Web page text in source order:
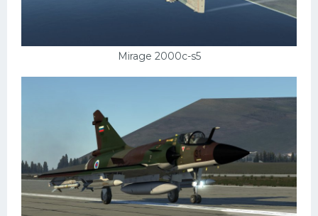
Mirage 2000c-s5